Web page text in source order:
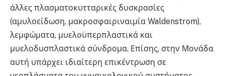
άλλες πλασματοκυτταρικές δυσκρασίες
(αμυλοείδωση, μακροσφαιριναιμία Waldenstrom),
λεμφώματα, μυελοϋπερπλαστικά και
μυελοδυσπλαστικά σύνδρομα. Επίσης, στην Μονάδα
αυτή υπάρχει ιδιαίτερη επικέντρωση σε